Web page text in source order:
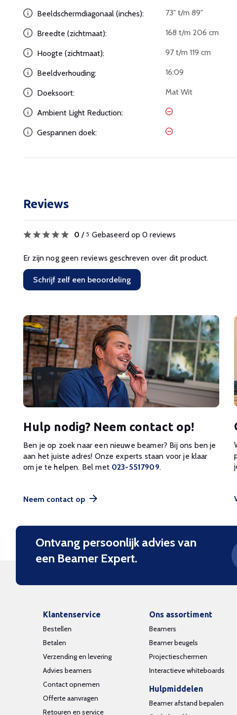
Beeldschermdiagonaal (inches): 73" t/m 89"
Breedte (zichtmaat): 168 t/m 206 cm
Hoogte (zichtmaat): 97 t/m 119 cm
Beeldverhouding: 16:09
Doeksoort: Mat Wit
Ambient Light Reduction:
Gespannen doek:
Reviews
0 / 5 Gebaseerd op 0 reviews
Er zijn nog geen reviews geschreven over dit product.
Schrijf zelf een beoordeling
Hulp nodig? Neem contact op!
Ben je op zoek naar een nieuwe beamer? Bij ons ben je
aan het juiste adres! Onze experts staan voor je klaar
om je te helpen. Bel met 023-5517909.
Neem contact op
Ontvang persoonlijk advies van
een Beamer Expert.
Klantenservice
Bestellen
Betalen
Verzending en levering
Advies beamers
Contact opnemen
Offerte aanvragen
Retouren en service
Ons assortiment
Beamers
Beamer beugels
Projectieschermen
Interactieve whiteboards
Hulpmiddelen
Beamer afstand bepalen